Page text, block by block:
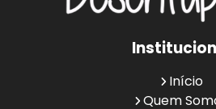
Início
Quem